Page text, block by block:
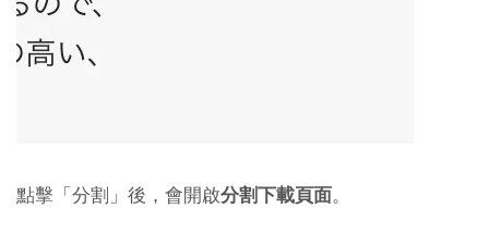
點擊「分割」後，會開啟分割下載頁面。